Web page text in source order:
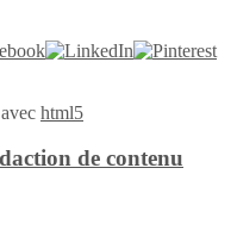
html5
de contenu